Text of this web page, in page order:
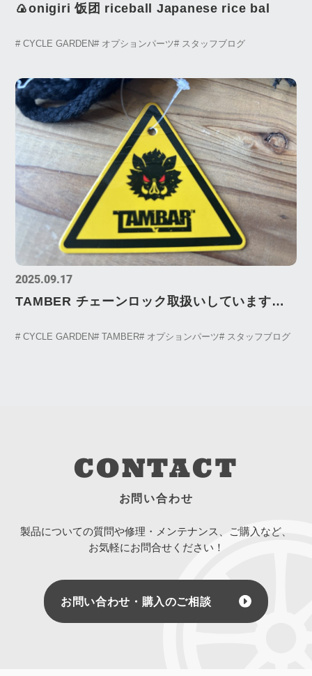
🍙onigiri 饭团 riceball Japanese rice bal
# CYCLE GARDEN# オプションパーツ# スタッフブログ
2025.09.17
TAMBER チェーンロック取扱いしています！
# CYCLE GARDEN# TAMBER# オプションパーツ# スタッフブログ
CONTACT
お問い合わせ
製品についての質問や修理・メンテナンス、ご購入など、
お気軽にお問合せください！
お問い合わせ・購入のご相談